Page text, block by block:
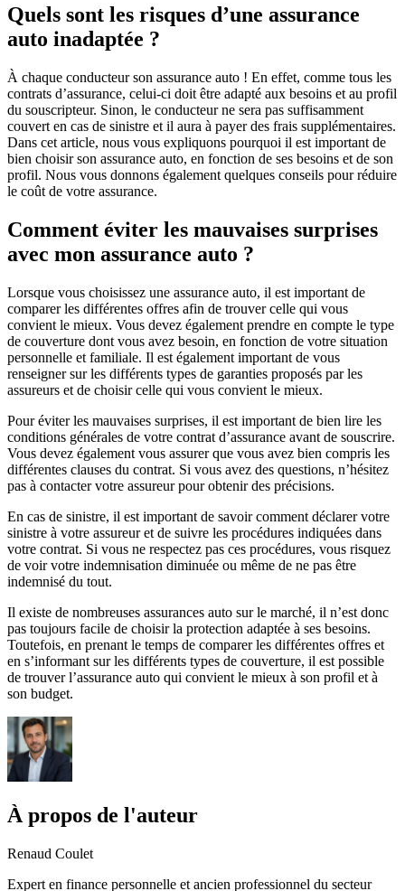
Quels sont les risques d’une assurance
auto inadaptée ?
À chaque conducteur son assurance auto ! En effet, comme tous les
contrats d’assurance, celui-ci doit être adapté aux besoins et au profil
du souscripteur. Sinon, le conducteur ne sera pas suffisamment
couvert en cas de sinistre et il aura à payer des frais supplémentaires.
Dans cet article, nous vous expliquons pourquoi il est important de
bien choisir son assurance auto, en fonction de ses besoins et de son
profil. Nous vous donnons également quelques conseils pour réduire
le coût de votre assurance.
Comment éviter les mauvaises surprises
avec mon assurance auto ?
Lorsque vous choisissez une assurance auto, il est important de
comparer les différentes offres afin de trouver celle qui vous
convient le mieux. Vous devez également prendre en compte le type
de couverture dont vous avez besoin, en fonction de votre situation
personnelle et familiale. Il est également important de vous
renseigner sur les différents types de garanties proposés par les
assureurs et de choisir celle qui vous convient le mieux.
Pour éviter les mauvaises surprises, il est important de bien lire les
conditions générales de votre contrat d’assurance avant de souscrire.
Vous devez également vous assurer que vous avez bien compris les
différentes clauses du contrat. Si vous avez des questions, n’hésitez
pas à contacter votre assureur pour obtenir des précisions.
En cas de sinistre, il est important de savoir comment déclarer votre
sinistre à votre assureur et de suivre les procédures indiquées dans
votre contrat. Si vous ne respectez pas ces procédures, vous risquez
de voir votre indemnisation diminuée ou même de ne pas être
indemnisé du tout.
Il existe de nombreuses assurances auto sur le marché, il n’est donc
pas toujours facile de choisir la protection adaptée à ses besoins.
Toutefois, en prenant le temps de comparer les différentes offres et
en s’informant sur les différents types de couverture, il est possible
de trouver l’assurance auto qui convient le mieux à son profil et à
son budget.
À propos de l'auteur
Renaud Coulet
Expert en finance personnelle et ancien professionnel du secteur